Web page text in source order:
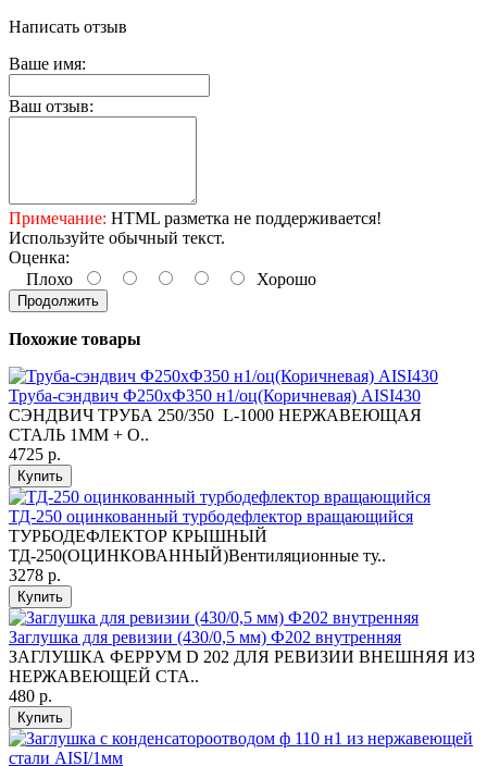
Написать отзыв
Ваше имя:
Ваш отзыв:
Примечание: HTML разметка не поддерживается!
Используйте обычный текст.
Оценка:
Плохо
Хорошо
Продолжить
Похожие товары
Труба-сэндвич Ф250хФ350 н1/оц(Коричневая) AISI430
СЭНДВИЧ ТРУБА 250/350 L-1000 НЕРЖАВЕЮЩАЯ
СТАЛЬ 1ММ + О..
4725 р.
Купить
ТД-250 оцинкованный турбодефлектор вращающийся
ТУРБОДЕФЛЕКТОР КРЫШНЫЙ
ТД-250(ОЦИНКОВАННЫЙ)Вентиляционные ту..
3278 р.
Купить
Заглушка для ревизии (430/0,5 мм) Ф202 внутренняя
ЗАГЛУШКА ФЕРРУМ D 202 ДЛЯ РЕВИЗИИ ВНЕШНЯЯ ИЗ
НЕРЖАВЕЮЩЕЙ СТА..
480 р.
Купить